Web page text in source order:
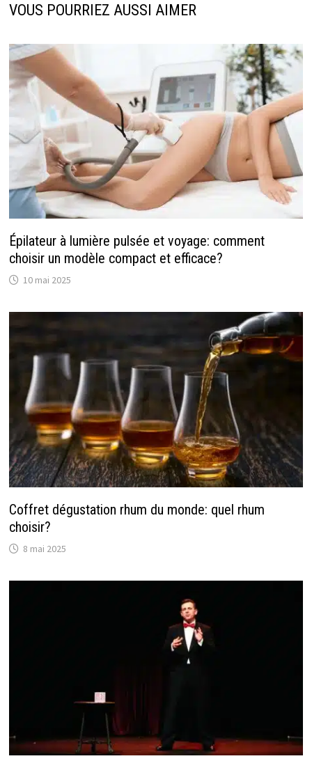
VOUS POURRIEZ AUSSI AIMER
Épilateur à lumière pulsée et voyage: comment
choisir un modèle compact et efficace?
10 mai 2025
Coffret dégustation rhum du monde: quel rhum
choisir?
8 mai 2025